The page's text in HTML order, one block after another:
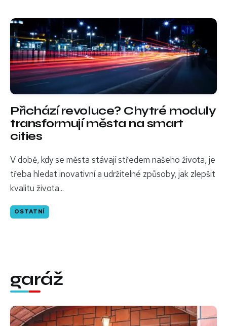
Přichází revoluce? Chytré moduly
transformují města na smart
cities
V době, kdy se města stávají středem našeho života, je
třeba hledat inovativní a udržitelné způsoby, jak zlepšit
kvalitu života...
OSTATNÍ
garáž